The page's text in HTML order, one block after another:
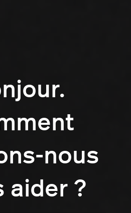
nous
aider ?